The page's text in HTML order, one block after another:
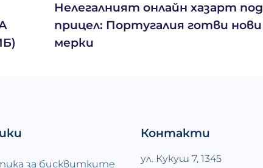
Нелегалният онлайн хазарт под
прицел: Португалия готви нови
мерки
за бисквитките
Контакти
ул. Кукуш 7, 1345